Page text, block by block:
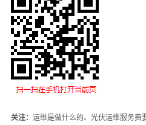
关注： 运维是做什么的、光伏运维服务费